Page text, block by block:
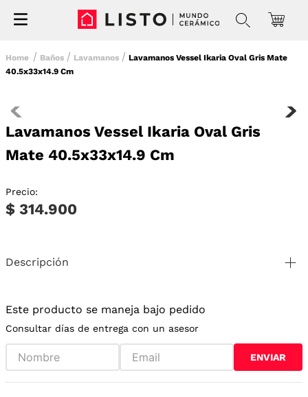
Baños Lavamanos
Lavamanos Vessel Ikaria Oval Gris Mate
40.5x33x14.9 Cm
Lavamanos Vessel Ikaria Oval Gris
Mate 40.5x33x14.9 Cm
Precio:
$ 314.900
Descripción
Este producto se maneja bajo pedido
Consultar días de entrega con un asesor
ENVIAR